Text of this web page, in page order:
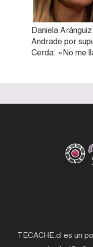
Daniela
Andrade por
Cerda: «No me
TECACHE.cl es un